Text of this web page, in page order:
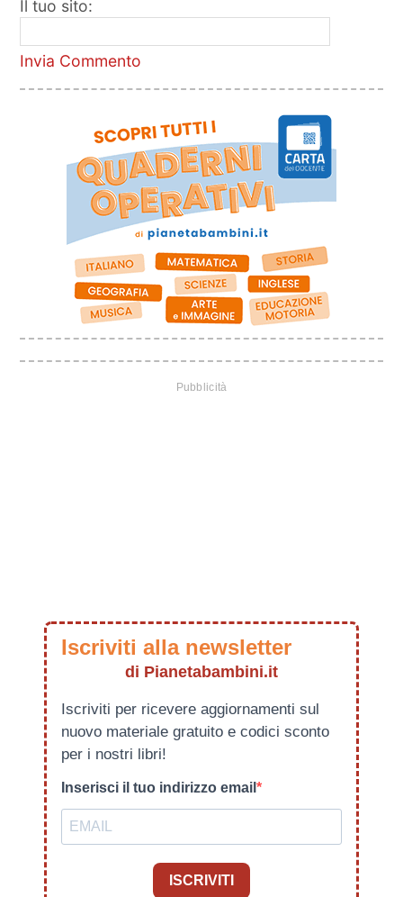
Il tuo sito:
Invia Commento
Iscriviti alla newsletter
di Pianetabambini.it
Iscriviti per ricevere aggiornamenti sul
nuovo materiale gratuito e codici sconto
per i nostri libri!
Inserisci il tuo indirizzo email
ISCRIVITI